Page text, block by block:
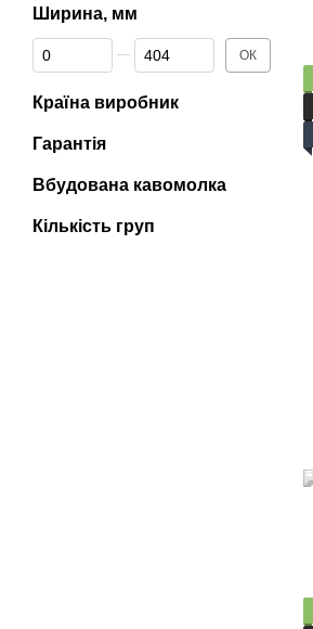
Ширина, мм
Від Ширина, мм
До Ширина, мм ОК
Країна виробник
Гарантія
Вбудована кавомолка
Кількість груп